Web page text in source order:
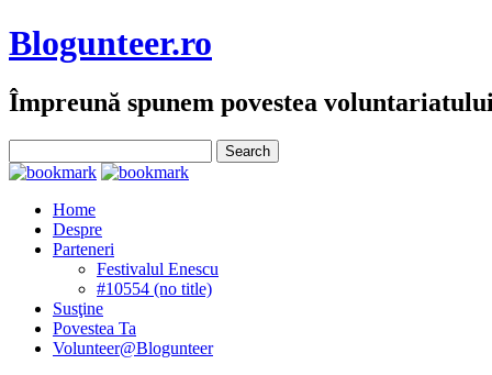
Blogunteer.ro
Împreună spunem povestea
Home
Despre
Parteneri
Festivalul Enescu
#10554 (no title)
Susţine
Povestea Ta
Volunteer@Blogunteer